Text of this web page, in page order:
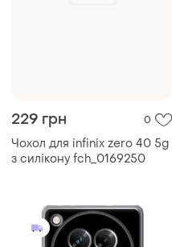
229 грн 0
Чохол для infinix zero 40 5g
з силікону fch_0169250